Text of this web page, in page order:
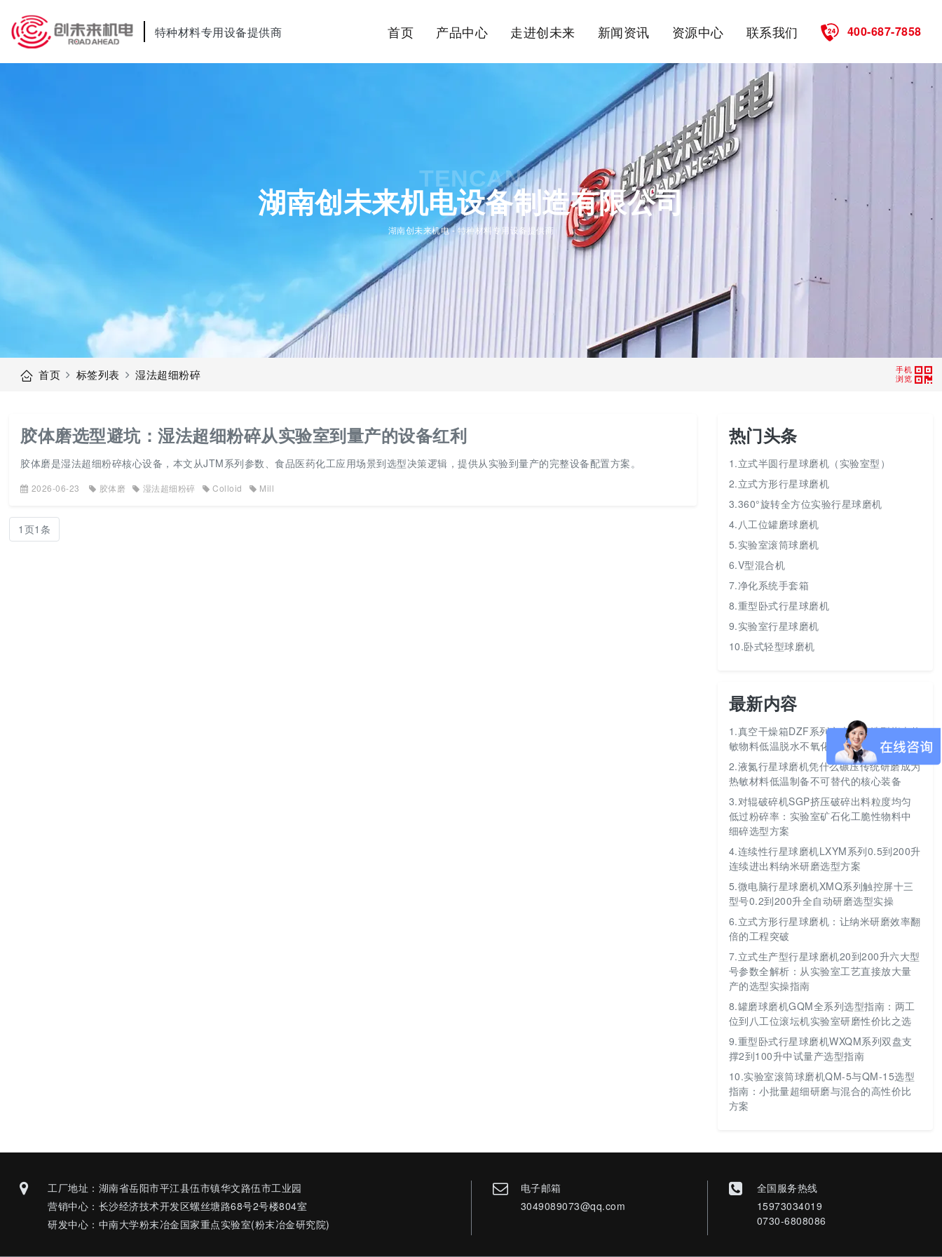
特种材料专用设备提供商 首页 产品中心 走进创未来 新闻资讯 资源中心 联系我们 400-687-7858
湖南创未来机电设备制造有限公司
TENCAN
湖南创未来机电 - 特种材料专用设备提供商
手机
浏览
首页 标签列表 湿法超细粉碎
胶体磨选型避坑：湿法超细粉碎从实验室到量产的设备红利
胶体磨是湿法超细粉碎核心设备，本文从JTM系列参数、食品医药化工应用场景到选型决策逻辑，提供从实验到量产的完整设备配置方案。
2026-06-23 胶体磨 湿法超细粉碎 Colloid Mill
1页1条
热门头条
1.立式半圆行星球磨机（实验室型）
2.立式方形行星球磨机
3.360°旋转全方位实验行星球磨机
4.八工位罐磨球磨机
5.实验室滚筒球磨机
6.V型混合机
7.净化系统手套箱
8.重型卧式行星球磨机
9.实验室行星球磨机
10.卧式轻型球磨机
最新内容
1.真空干燥箱DZF系列六大型号选型指南热
敏物料低温脱水不氧化
2.液氮行星球磨机凭什么碾压传统研磨成为
热敏材料低温制备不可替代的核心装备
3.对辊破碎机SGP挤压破碎出料粒度均匀
低过粉碎率：实验室矿石化工脆性物料中
细碎选型方案
4.连续性行星球磨机LXYM系列0.5到200升
连续进出料纳米研磨选型方案
5.微电脑行星球磨机XMQ系列触控屏十三
型号0.2到200升全自动研磨选型实操
6.立式方形行星球磨机：让纳米研磨效率翻
倍的工程突破
7.立式生产型行星球磨机20到200升六大型
号参数全解析：从实验室工艺直接放大量
产的选型实操指南
8.罐磨球磨机GQM全系列选型指南：两工
位到八工位滚坛机实验室研磨性价比之选
9.重型卧式行星球磨机WXQM系列双盘支
撑2到100升中试量产选型指南
10.实验室滚筒球磨机QM-5与QM-15选型
指南：小批量超细研磨与混合的高性价比
方案
工厂地址：湖南省岳阳市平江县伍市镇华文路伍市工业园
营销中心：长沙经济技术开发区螺丝塘路68号2号楼804室
研发中心：中南大学粉末冶金国家重点实验室(粉末冶金研究院)
电子邮箱
3049089073@qq.com
全国服务热线
15973034019
0730-6808086